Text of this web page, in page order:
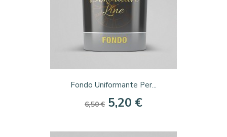
Fondo Uniformante Per...
6,50 € 5,20 €